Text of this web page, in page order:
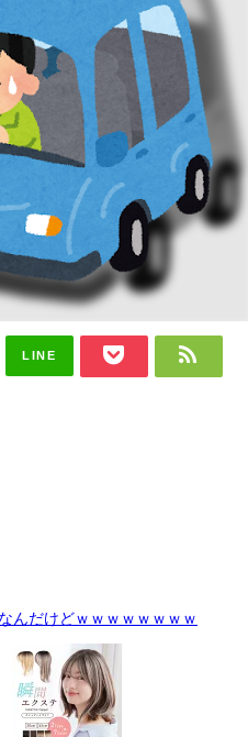
LINE
んだけどｗｗｗｗｗｗｗｗ